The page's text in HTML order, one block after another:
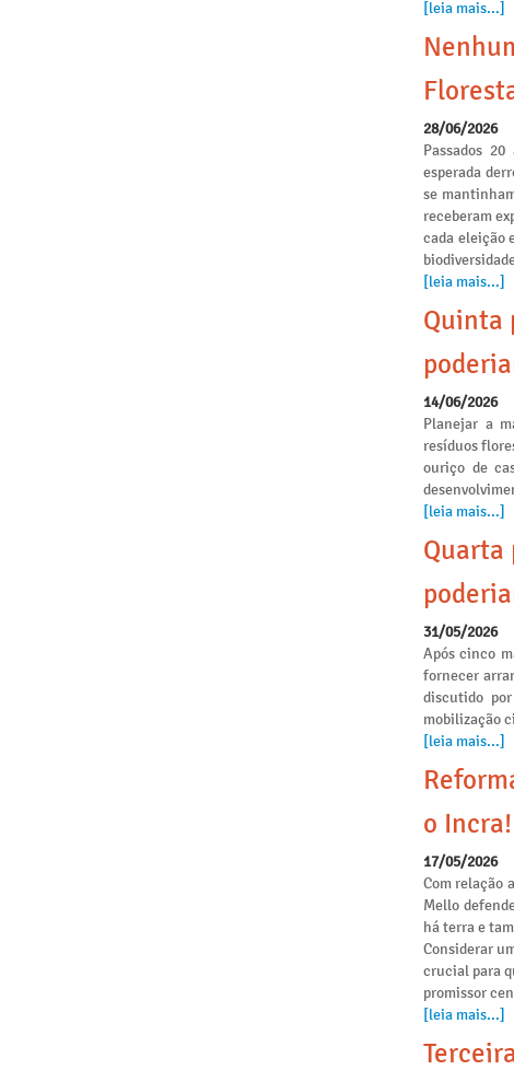
[leia mais...]
28/06/2026
Passados
esperada
se
receberam
cada eleição
[leia mais...]
Quinta
14/06/2026
Planejar a
resíduos
ouriço de
[leia mais...]
Quarta
31/05/2026
Após cinco
fornecer
discutido
mobilização
[leia mais...]
o Incra!
17/05/2026
Com relação
Mello
há terra e
Considerar
crucial para
promissor
[leia mais...]